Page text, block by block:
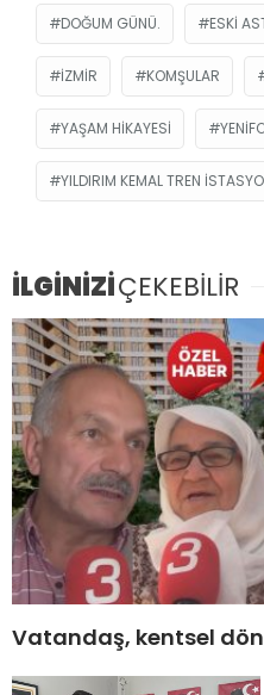
DOĞUM GÜNÜ. ESKI
IZMIR KOMŞULAR
YAŞAM HIKAYESI
YILDIRIM KEMAL TREN
İLGİNİZİÇEKEBİLİR
Vatandaş, kentsel